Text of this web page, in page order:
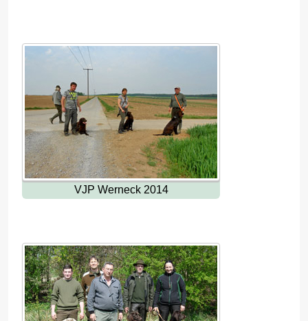
VJP Werneck 2014